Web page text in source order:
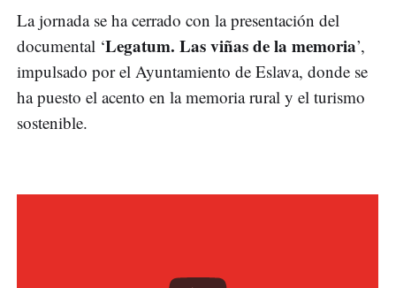
La jornada se ha cerrado con la presentación del
documental ‘Legatum. Las viñas de la memoria’,
impulsado por el Ayuntamiento de Eslava, donde se
ha puesto el acento en la memoria rural y el turismo
sostenible.